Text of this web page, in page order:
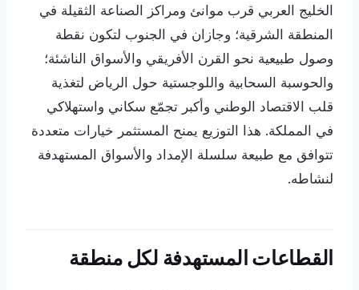
الخليج العربي قرب موانئ ومراكز الصناعة الثقيلة في
المنطقة الشرقية؛ وجازان في الجنوب لتكون نقطة
وصول طبيعية نحو القرن الأفريقي والأسواق الناشئة؛
والحوسبة السحابية واللوجستية حول الرياض لتغذية
قلب الاقتصاد الوطني وأكبر تجمّع سكاني واستهلاكي
في المملكة. هذا التوزيع يمنح المستثمر خيارات متعددة
تتوافق مع طبيعة سلسلة الإمداد والأسواق المستهدفة
لنشاطه.
القطاعات المستهدفة لكل منطقة